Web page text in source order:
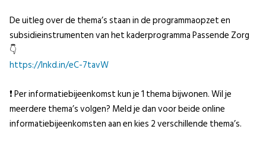
De uitleg over de thema’s staan in de programmaopzet en
subsidieinstrumenten van het kaderprogramma Passende Zorg
👇
https://lnkd.in/eC-7tavW
❗ Per informatiebijeenkomst kun je 1 thema bijwonen. Wil je
meerdere thema’s volgen? Meld je dan voor beide online
informatiebijeenkomsten aan en kies 2 verschillende thema’s.